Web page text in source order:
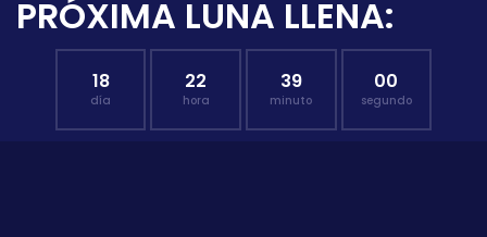
PRÓXIMA LUNA LLENA:
18
día
22
hora
38
minuto
59
segundo